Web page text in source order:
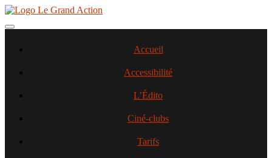
Aller
contenu
Toggle navigation
Accueil
Accessibilité
L’Édito
Ciné-clubs
Tarifs